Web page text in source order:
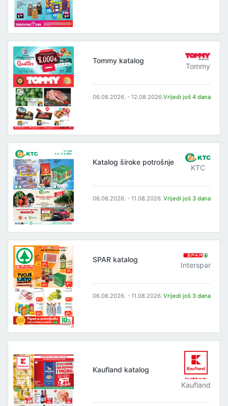
Tommy katalog
Tommy
06.08.2026. - 12.08.2026.Vrijedi još 4 dana
Katalog široke potrošnje
KTC
06.08.2026. - 11.08.2026. Vrijedi još 3 dana
SPAR katalog
Interspar
06.08.2026. - 11.08.2026. Vrijedi još 3 dana
Kaufland katalog
Kaufland